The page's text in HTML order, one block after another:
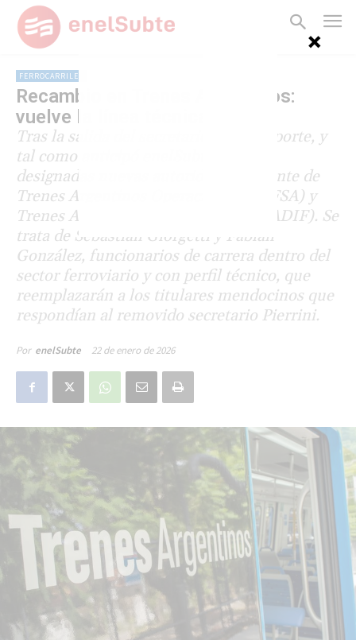
FERROCARRILES
Recambio en Trenes Argentinos:
vuelve la línea técnica
Tras la salida del secretario de Transporte, y
tal como anticipó enelSubte, serán
designadas nuevas autoridades al frente de
Trenes Argentinos Operaciones (SOFSA) y
Trenes Argentinos Infraestructura (ADIF). Se
trata de Sebastián Giorgetti y Fabián
González, funcionarios de carrera dentro del
sector ferroviario y con perfil técnico, que
reemplazarán a los titulares mendocinos que
respondían al removido secretario Pierrini.
Por enelSubte 22 de enero de 2026